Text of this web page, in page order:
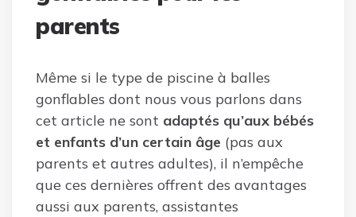
parents
Même si le type de piscine à balles
gonflables dont nous vous parlons dans
cet article ne sont adaptés qu’aux bébés
et enfants d’un certain âge (pas aux
parents et autres adultes), il n’empêche
que ces dernières offrent des avantages
aussi aux parents, assistantes